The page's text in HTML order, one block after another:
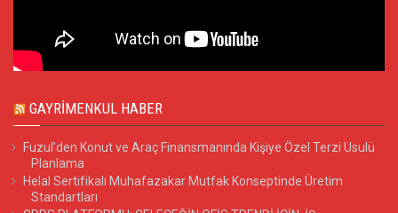
GAYRIMENKUL HABER
Fuzul’den Konut ve Araç Finansmanında Kişiye Özel Terzi Usulü
Planlama
Helal Sertifikalı Muhafazakar Mutfak Konseptinde Üretim
Standartları